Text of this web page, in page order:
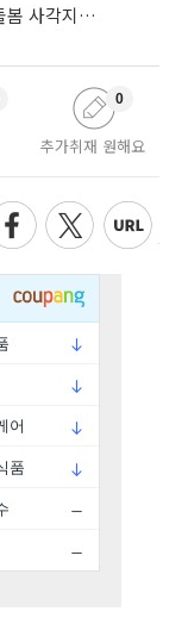
한성숙, 방학 중 초등돌봄 현장 점검…"돌봄 사각지대 없애야"
추가취재 원해요
0